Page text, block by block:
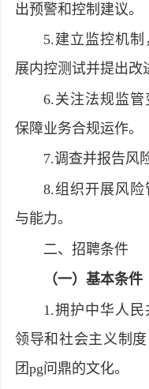
出预警和控制建议。
5.建立监控机
展内控测试并提出改
6.关注法规监管
保障业务合规运作。
7.调查并报告风
8.组织开展风
与能力。
二、招聘条件
（一）基本条件
1.拥护中华人
领导和社会主义制
团pg问鼎的文化。